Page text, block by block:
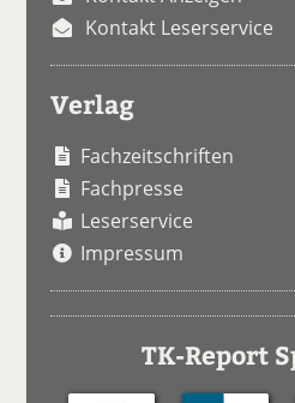
Kontakt Leserservice
Verlag
Fachzeitschriften
Fachpresse
Leserservice
Impressum
TK-Report